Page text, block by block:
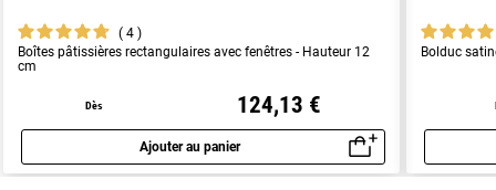
4
Boîtes pâtissières rectangulaires avec fenêtres - Hauteur 12
cm
Dès 124,13 €
Ajouter au panier
Aperçu rapide
Bolduc